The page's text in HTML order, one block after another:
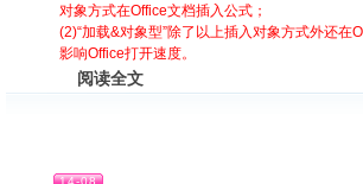
对象方式在Office文档插入公式；
(2)“加载&对象型”除了以上插入对象方式外还
影响Office打开速度。
阅读全文
14-08